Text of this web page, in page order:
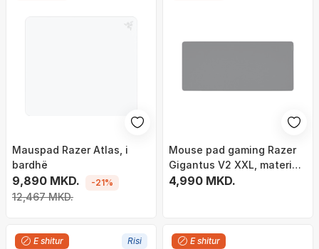
Mauspad Razer Atlas, i
bardhë
9,890 MKD.
12,467 MKD.
-21%
Mouse pad gaming Razer
Gigantus V2 XXL, material
tekstil, bazë gome kundër
4,990 MKD.
E shitur Risi E shitur